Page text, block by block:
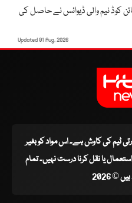
کوڈ نیم والی ڈیوائس نے حاصل کی
Updated 01 Aug, 2026
ٹیم کی کاوش ہے۔ اس مواد کو بغیر
یا نقل کرنا درست نہیں۔ تمام
© 2026